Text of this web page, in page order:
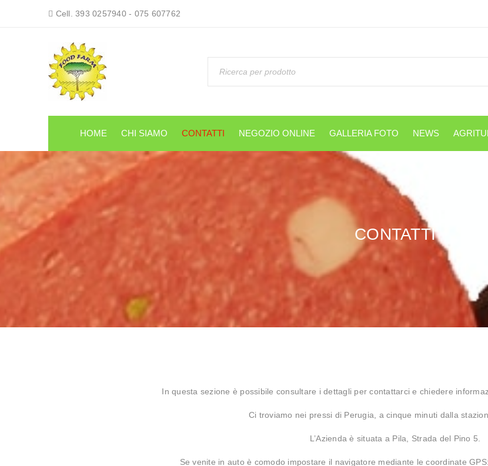
Cell. 393 0257940 - 075 607762
HOME CHI SIAMO CONTATTI NEGOZIO ONLINE GALLERIA FOTO NEWS
CONTATTI
In questa sezione è possibile consultare i dettagli per contattarci e chiedere
Ci troviamo nei pressi di Perugia, a cinque minuti dalla
L’Azienda è situata a Pila, Strada del Pino 5.
Se venite in auto è comodo impostare il navigatore mediante le coordinate GPS: